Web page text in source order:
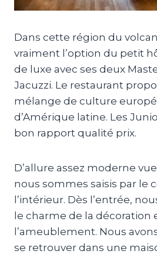
Dans cette région du volcan
vraiment l’option du petit
de luxe avec ses deux
Jacuzzi. Le restaurant
mélange de culture
d’Amérique latine. Les
bon rapport qualité prix.
D’allure assez moderne
nous sommes saisis par le
l’intérieur. Dès l’entrée,
le charme de la décoration
l’ameublement. Nous
se retrouver dans une